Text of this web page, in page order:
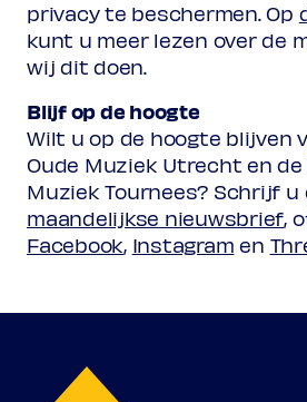
privacy te beschermen. Op
kunt u meer lezen over de
wij dit doen.
Blijf op de hoogte
Wilt u op de hoogte blijven
Oude Muziek Utrecht en de
Muziek Tournees? Schrijf u
maandelijkse nieuwsbrief,
Facebook, Instagram en